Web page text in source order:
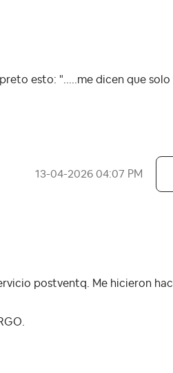
esto: ".....me dicen que solo
‎13-04-2026 04:07 PM
postventq. Me hicieron